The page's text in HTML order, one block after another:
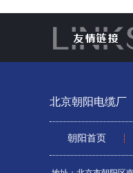
北京朝阳电缆厂
朝阳首页